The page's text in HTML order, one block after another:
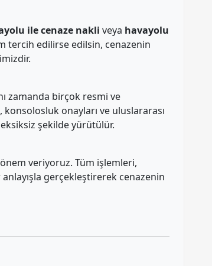
ile cenaze nakli veya havayolu
tercih edilirse edilsin, cenazenin
zamanda birçok resmi ve
onayları ve uluslararası
şekilde yürütülür.
veriyoruz. Tüm işlemleri,
gerçekleştirerek cenazenin